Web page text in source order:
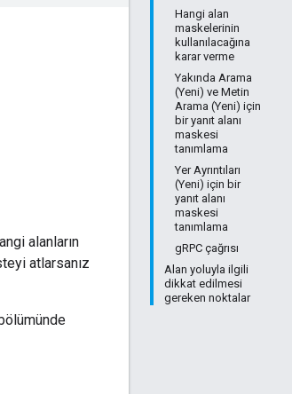
Hangi alan
maskelerinin
kullanılacağına
karar verme
Yakında Arama
(Yeni) ve Metin
Arama (Yeni) için
bir yanıt alanı
maskesi
tanımlama
Yer Ayrıntıları
(Yeni) için bir
yanıt alanı
maskesi
tanımlama
gRPC çağrısı
Alan yoluyla ilgili
dikkat edilmesi
gereken noktalar
alanların
atlarsanız